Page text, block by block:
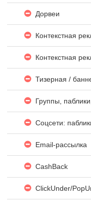
Дорвеи
Контекстная
Контекстная
Тизерная /
Группы,
Соцсети:
Email-рассылка
CashBack
ClickUnder/